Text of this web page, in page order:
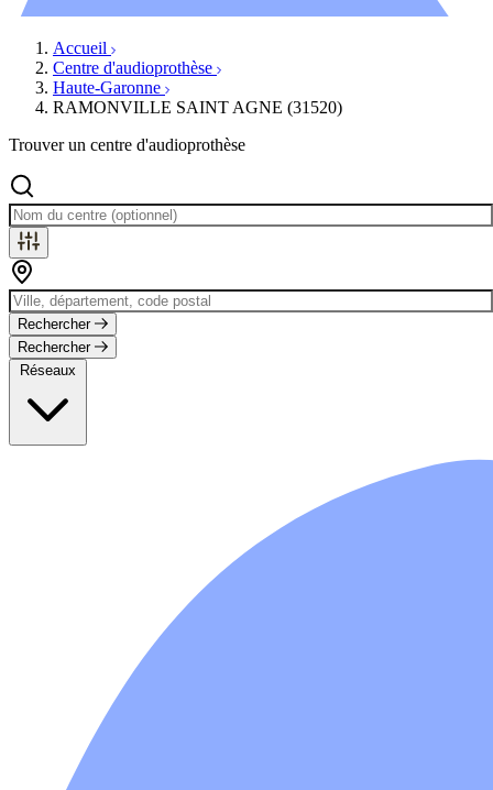
Accueil
Centre d'audioprothèse
Haute-Garonne
RAMONVILLE SAINT AGNE (31520)
Trouver un centre d'audioprothèse
Rechercher
Rechercher
Réseaux